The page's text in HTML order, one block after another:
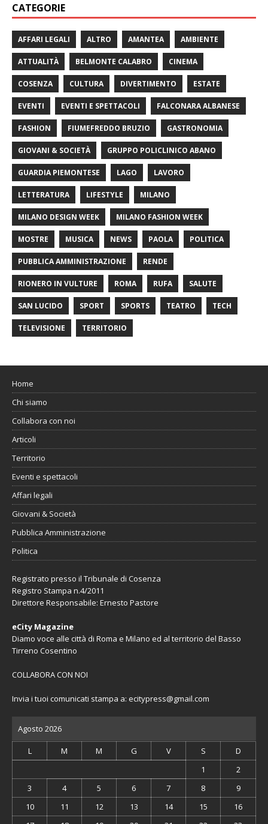
CATEGORIE
AFFARI LEGALI ALTRO AMANTEA AMBIENTE
ATTUALITÀ BELMONTE CALABRO CINEMA
COSENZA CULTURA DIVERTIMENTO ESTATE
EVENTI EVENTI E SPETTACOLI FALCONARA ALBANESE
FASHION FIUMEFREDDO BRUZIO GASTRONOMIA
GIOVANI & SOCIETÀ GRUPPO POLICLINICO ABANO
GUARDIA PIEMONTESE LAGO LAVORO
LETTERATURA LIFESTYLE MILANO
MILANO DESIGN WEEK MILANO FASHION WEEK
MOSTRE MUSICA NEWS PAOLA POLITICA
PUBBLICA AMMINISTRAZIONE RENDE
RIONERO IN VULTURE ROMA RUFA SALUTE
SAN LUCIDO SPORT SPORTS TEATRO TECH
TELEVISIONE TERRITORIO
Home
Chi siamo
Collabora con noi
Articoli
Territorio
Eventi e spettacoli
Affari legali
Giovani & Società
Pubblica Amministrazione
Politica
Registrato presso il Tribunale di Cosenza
Registro Stampa n.4/2011
Direttore Responsabile: Ernesto Pastore
eCity Magazine
Diamo voce alle città di Roma e Milano ed al territorio del Basso
Tirreno Cosentino
COLLABORA CON NOI
Invia i tuoi comunicati stampa a: ecitypress@gmail.com
Agosto 2026
L M M G V S
D
1
2
3
4 5 6 7 8
9
10
11 12 13 14 15
16